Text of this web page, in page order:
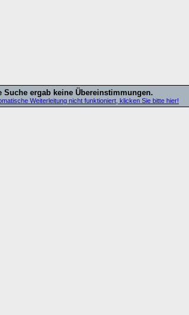
Suche ergab keine Übereinstimmungen.
Weiterleitung nicht funktioniert, klicken Sie bitte hier!